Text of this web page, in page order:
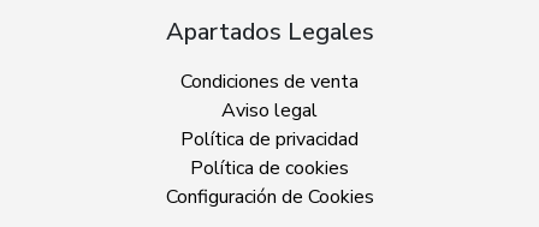
Apartados Legales
Condiciones de venta
Aviso legal
Política de privacidad
Política de cookies
Configuración de Cookies